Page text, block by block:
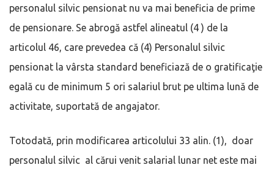
personalul silvic pensionat nu va mai beneficia de prime
de pensionare. Se abrogă astfel alineatul (4 ) de la
articolul 46, care prevedea că (4) Personalul silvic
pensionat la vârsta standard beneficiază de o gratificaţie
egală cu de minimum 5 ori salariul brut pe ultima lună de
activitate, suportată de angajator.
Totodată, prin modificarea articolului 33 alin. (1), doar
personalul silvic al cărui venit salarial lunar net este mai